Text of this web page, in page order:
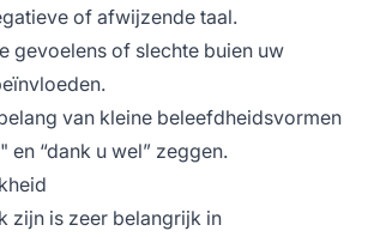
of afwijzende taal.
gevoelens of slechte buien uw
van kleine beleefdheidsvormen
en “dank u wel” zeggen.
zijn is zeer belangrijk in